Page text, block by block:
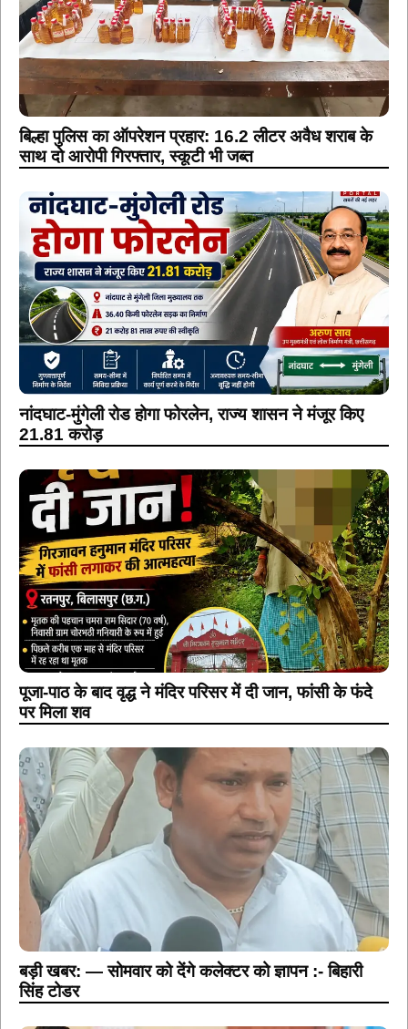
बिल्हा पुलिस का ऑपरेशन प्रहार: 16.2 लीटर अवैध शराब के
साथ दो आरोपी गिरफ्तार, स्कूटी भी जब्त
नांदघाट-मुंगेली रोड होगा फोरलेन, राज्य शासन ने मंजूर किए
21.81 करोड़
पूजा-पाठ के बाद वृद्ध ने मंदिर परिसर में दी जान, फांसी के फंदे
पर मिला शव
बड़ी खबर: — सोमवार को देंगे कलेक्टर को ज्ञापन :- बिहारी
सिंह टोडर